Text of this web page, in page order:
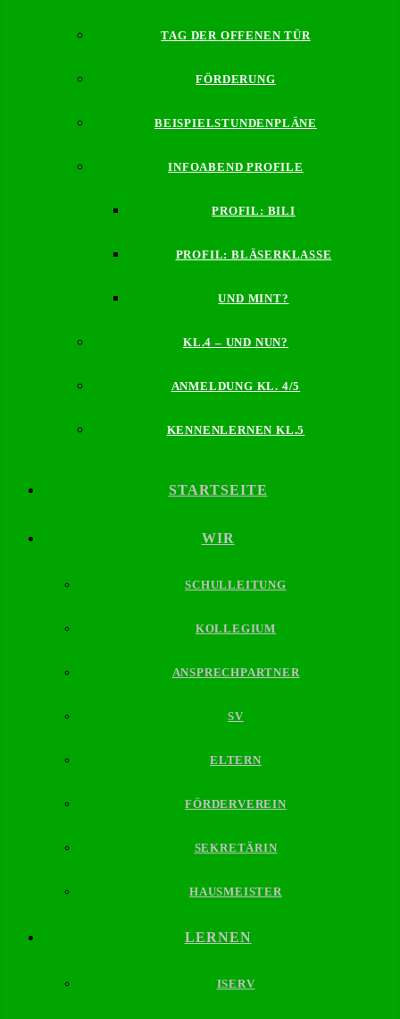
TAG DER OFFENEN TÜR
FÖRDERUNG
BEISPIELSTUNDENPLÄNE
INFOABEND PROFILE
PROFIL: BILI
PROFIL: BLÄSERKLASSE
UND MINT?
KL.4 – UND NUN?
ANMELDUNG KL. 4/5
KENNENLERNEN KL.5
STARTSEITE
WIR
SCHULLEITUNG
KOLLEGIUM
ANSPRECHPARTNER
SV
ELTERN
FÖRDERVEREIN
SEKRETÄRIN
HAUSMEISTER
LERNEN
ISERV